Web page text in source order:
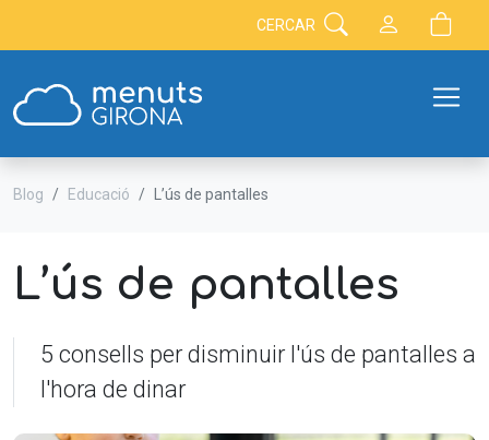
CERCAR
Blog Educació L’ús de pantalles
L’ús de pantalles
5 consells per disminuir l'ús de pantalles a
l'hora de dinar